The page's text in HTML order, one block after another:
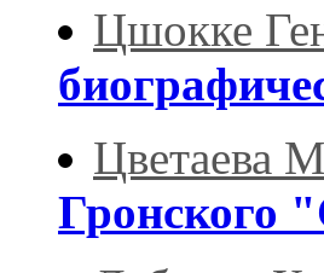
Цшокке
Цветаева
Гронского